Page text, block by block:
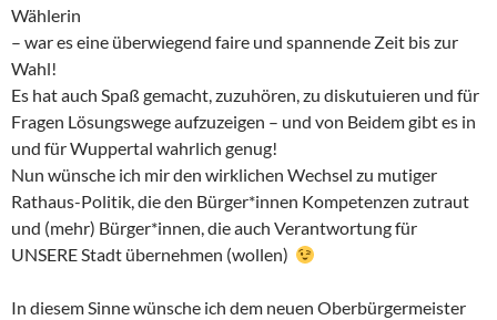
Wählerin
– war es eine überwiegend faire und spannende Zeit bis zur
Wahl!
Es hat auch Spaß gemacht, zuzuhören, zu diskutuieren und für
Fragen Lösungswege aufzuzeigen – und von Beidem gibt es in
und für Wuppertal wahrlich genug!
Nun wünsche ich mir den wirklichen Wechsel zu mutiger
Rathaus-Politik, die den Bürger*innen Kompetenzen zutraut
und (mehr) Bürger*innen, die auch Verantwortung für
UNSERE Stadt übernehmen (wollen)
In diesem Sinne wünsche ich dem neuen Oberbürgermeister